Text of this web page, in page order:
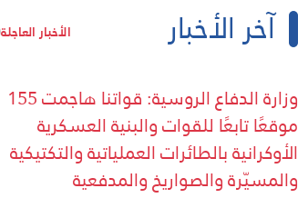
آخر الأخبار الأخبار العاجلة
وزارة الدفاع الروسية: قواتنا هاجمت 155
موقعًا تابعًا للقوات والبنية العسكرية
الأوكرانية بالطائرات العملياتية والتكتيكية
والمسيّرة والصواريخ والمدفعية